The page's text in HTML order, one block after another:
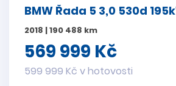
BMW Řada 5 3,0 530d
2018 | 190 488 km
569 999 Kč
599 999 Kč v hotovosti